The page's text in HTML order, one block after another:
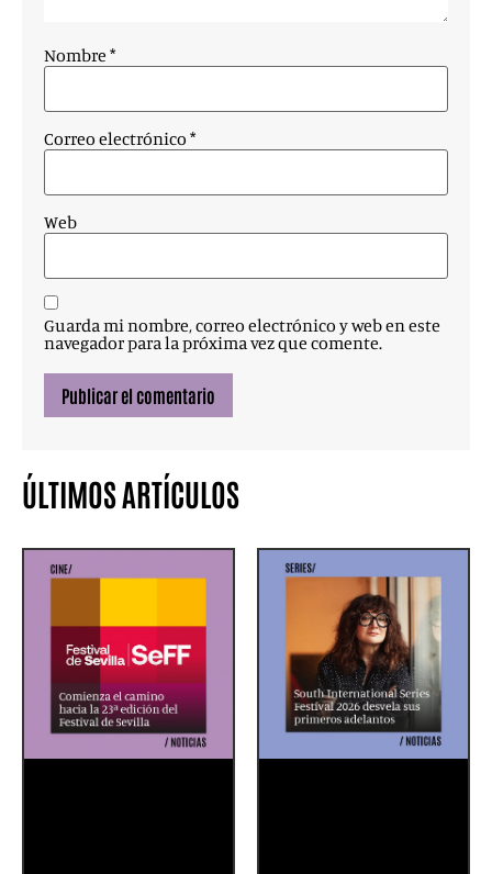
Nombre *
Correo electrónico *
Web
Guarda mi nombre, correo electrónico y web en este
navegador para la próxima vez que comente.
ÚLTIMOS ARTÍCULOS